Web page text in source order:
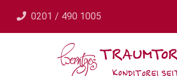
0201 / 490 1005